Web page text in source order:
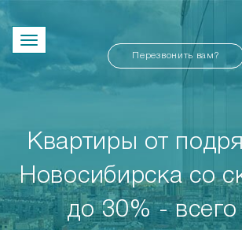
Перезвонить вам?
Квартиры от
Новосибирска со
до 30% - всего